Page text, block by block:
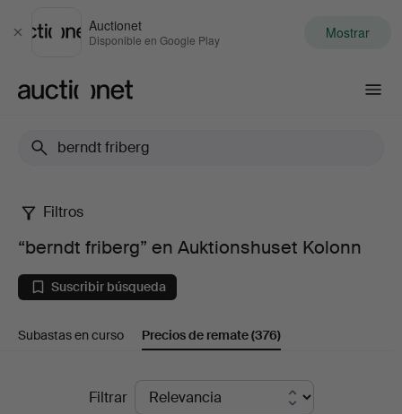
Cerrar
Auctionet
Disponible en Google Play Mostrar
“berndt
friberg”
en
Auktionshuset
Kolonn
Filtros
“berndt friberg” en Auktionshuset Kolonn
Suscribir búsqueda
Subastas en curso Precios de remate(376)
Filtrar